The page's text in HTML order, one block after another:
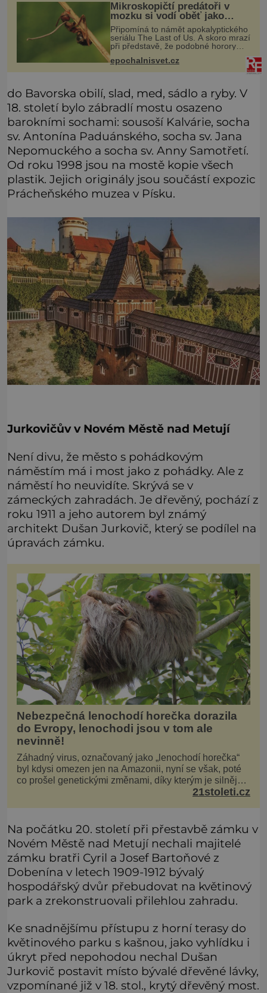
Mikroskopičtí predátoři v
mozku si vodí oběť jako
loutku
Připomíná to námět apokalyptického
seriálu The Last of Us. A skoro mrazí
při představě, že podobné horory
probíhají v přírodě běžně – s tím
rozdílem, že nejde pouze o infekce
parazitickou houbou a že
epochalnisvet.cz
do Bavorska obilí, slad, med, sádlo a ryby. V
18. století bylo zábradlí mostu osazeno
barokními sochami: sousoší Kalvárie, socha
sv. Antonína Paduánského, socha sv. Jana
Nepomuckého a socha sv. Anny Samotřetí.
Od roku 1998 jsou na mostě kopie všech
plastik. Jejich originály jsou součástí expozic
Prácheňského muzea v Písku.
Jurkovičův v Novém Městě nad Metují
Není divu, že město s pohádkovým
náměstím má i most jako z pohádky. Ale z
náměstí ho neuvidíte. Skrývá se v
zámeckých zahradách. Je dřevěný, pochází z
roku 1911 a jeho autorem byl známý
architekt Dušan Jurkovič, který se podílel na
úpravách zámku.
Nebezpečná lenochodí horečka dorazila
do Evropy, lenochodi jsou v tom ale
nevinně!
Záhadný virus, označovaný jako „lenochodí horečka“
byl kdysi omezen jen na Amazonii, nyní se však, poté
co prošel genetickými změnami, díky kterým je silnější,
šíří po celé Americe a první případy se objevily už i v
21stoleti.cz
Na počátku 20. století při přestavbě zámku v
Novém Městě nad Metují nechali majitelé
zámku bratři Cyril a Josef Bartoňové z
Dobenína v letech 1909-1912 bývalý
hospodářský dvůr přebudovat na květinový
park a zrekonstruovali přilehlou zahradu.
Ke snadnějšímu přístupu z horní terasy do
květinového parku s kašnou, jako vyhlídku i
úkryt před nepohodou nechal Dušan
Jurkovič postavit místo bývalé dřevěné lávky,
vzpomínané již v 18. stol., krytý dřevěný most.